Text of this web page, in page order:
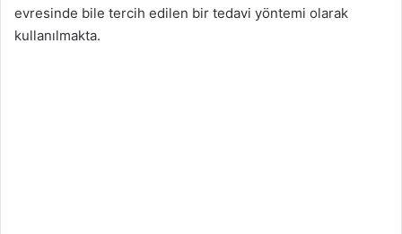
evresinde bile tercih edilen bir tedavi yöntemi olarak
kullanılmakta.